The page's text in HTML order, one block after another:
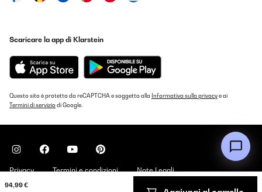
94,99 €
Scaricare la app di Klarstein
Questo sito è protetto da reCAPTCHA e soggetto alla Informativa sulla privacye ai
Termini di serviziodi Google.
Privacy Termini e condizioni Note Legali